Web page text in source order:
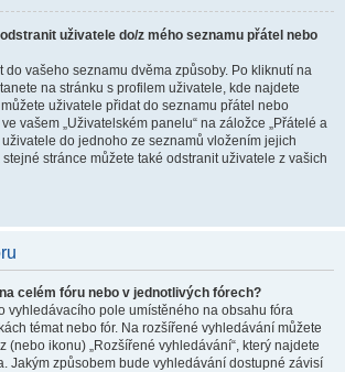
uživatele do/z mého seznamu přátel nebo
do vašeho seznamu dvěma způsoby. Po kliknutí na
na stránku s profilem uživatele, kde najdete
uživatele přidat do seznamu přátel nebo
vašem „Uživatelském panelu“ na záložce „Přátelé a
do jednoho ze seznamů vložením jejich
stránce můžete také odstranit uživatele z vašich
celém fóru nebo v jednotlivých fórech?
vyhledávacího pole umístěného na obsahu fóra
témat nebo fór. Na rozšířené vyhledávání můžete
(nebo ikonu) „Rozšířené vyhledávání“, který najdete
Jakým způsobem bude vyhledávání dostupné závisí